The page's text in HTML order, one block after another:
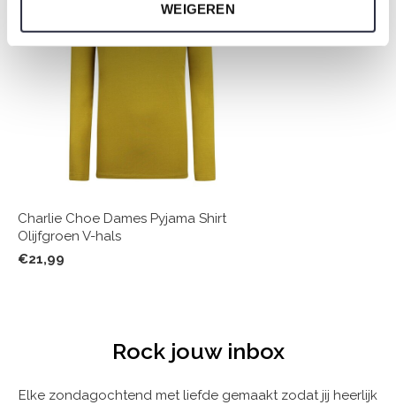
WEIGEREN
Charlie Choe Dames Pyjama Shirt
Olijfgroen V-hals
€21,99
Rock jouw inbox
Elke zondagochtend met liefde gemaakt zodat jij heerlijk